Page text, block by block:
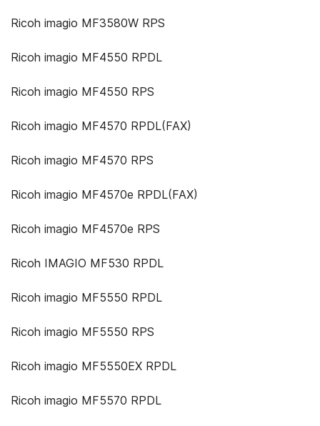
Ricoh imagio MF3580W RPS
Ricoh imagio MF4550 RPDL
Ricoh imagio MF4550 RPS
Ricoh imagio MF4570 RPDL(FAX)
Ricoh imagio MF4570 RPS
Ricoh imagio MF4570e RPDL(FAX)
Ricoh imagio MF4570e RPS
Ricoh IMAGIO MF530 RPDL
Ricoh imagio MF5550 RPDL
Ricoh imagio MF5550 RPS
Ricoh imagio MF5550EX RPDL
Ricoh imagio MF5570 RPDL